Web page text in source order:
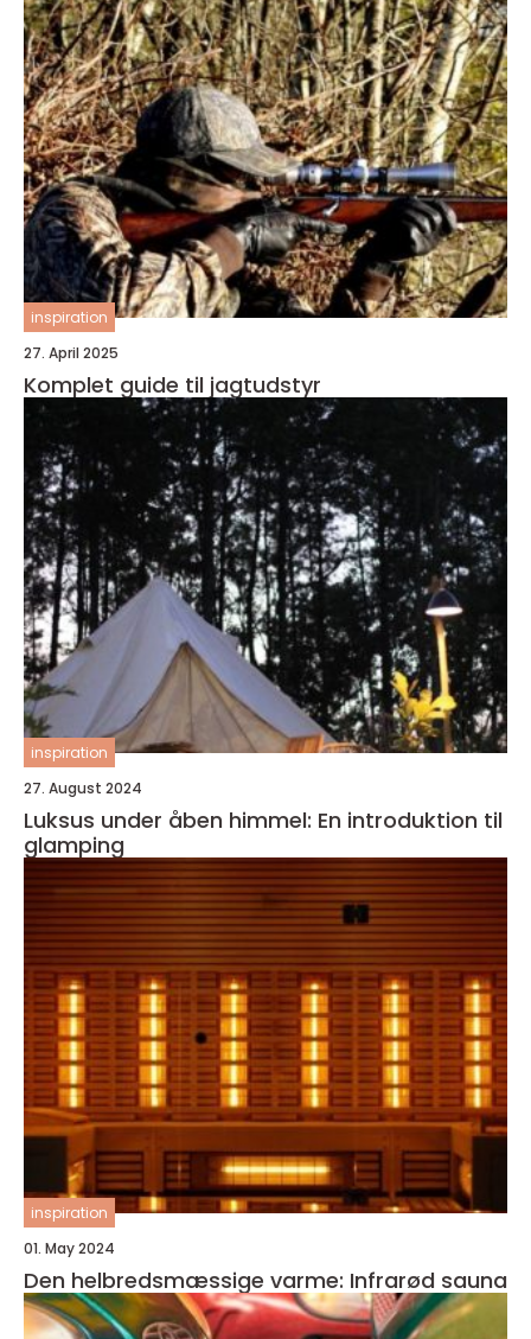
inspiration
27. April 2025
Komplet guide til jagtudstyr
inspiration
27. August 2024
Luksus under åben himmel: En introduktion til
glamping
inspiration
01. May 2024
Den helbredsmæssige varme: Infrarød sauna